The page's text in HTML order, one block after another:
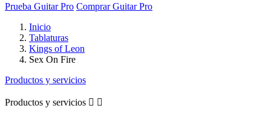
Prueba Guitar Pro Comprar Guitar Pro
Inicio
Tablaturas
Kings of Leon
Sex On Fire
Productos y servicios
Productos y servicios  